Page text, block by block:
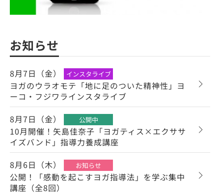
お知らせ
8月7日（金） インスタライブ
ヨガのウラオモテ「地に足のついた精神性」ヨ
ーコ・フジワラインスタライブ
8月7日（金）
公開中
10月開催！矢島佳奈子「ヨガティス×エクササ
イズバンド」指導力養成講座
8月6日（木）
お知らせ
公開！「感動を起こすヨガ指導法」を学ぶ集中
講座（全8回）